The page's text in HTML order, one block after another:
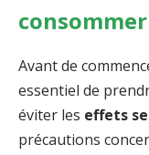
consommer
Avant de
essentiel de
éviter les effets
précautions